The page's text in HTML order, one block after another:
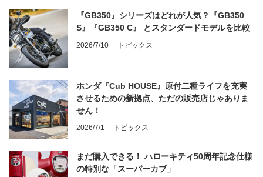
『GB350』シリーズはどれが人気？『GB350
S』『GB350 C』 とスタンダードモデルを比較
2026/7/10 トピックス
ホンダ『Cub HOUSE』原付二種ライフを充実
させるための新拠点、ただの販売店じゃありま
せん！
2026/7/1 トピックス
まだ購入できる！ ハローキティ50周年記念仕様
の特別な「スーパーカブ」